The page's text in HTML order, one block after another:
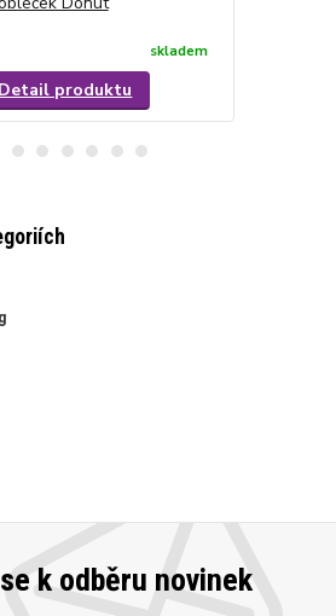
skladem
Detail produktu
k odběru novinek